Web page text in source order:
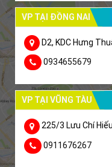
VP TẠI ĐỒNG NAI
D2, KDC Hưng
0934655679
VP TẠI VŨNG TÀU
225/3 Lưu Chí
0911676267